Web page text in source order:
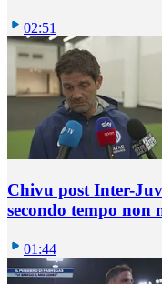
02:51
Chivu post Inter-
secondo tempo non
01:44